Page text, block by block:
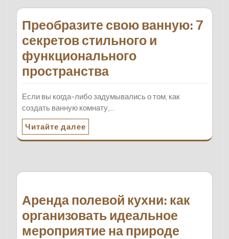
Преобразите свою ванную: 7
секретов стильного и
функционального
пространства
Если вы когда-либо задумывались о том, как
создать ванную комнату,…
Читайте далее
Аренда полевой кухни: как
организовать идеальное
мероприятие на природе